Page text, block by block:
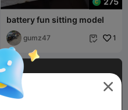
battery fun sitting model
gumz47  1
